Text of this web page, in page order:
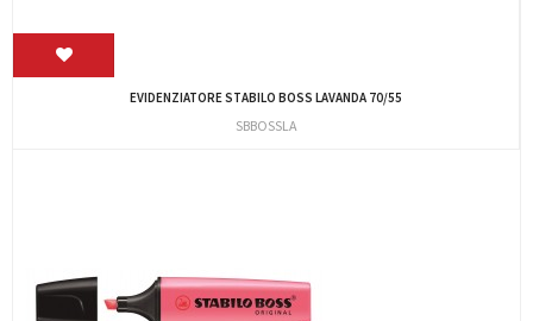
EVIDENZIATORE STABILO BOSS LAVANDA 70/55
SBBOSSLA